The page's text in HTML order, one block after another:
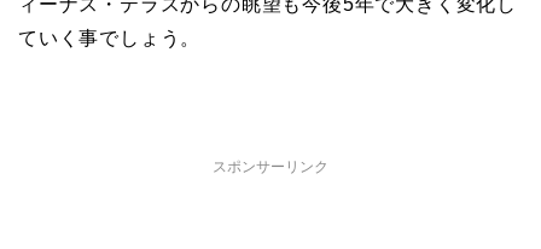
ィーナス・テラスからの眺望も今後5年で大きく変化し
ていく事でしょう。
スポンサーリンク